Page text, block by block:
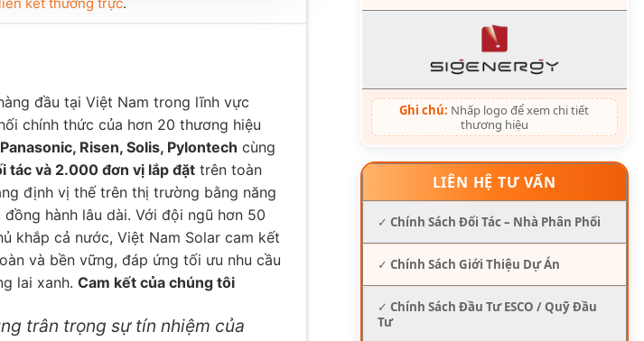
đầu tại Việt Nam trong lĩnh vực
chính thức của hơn 20 thương hiệu
Risen, Solis, Pylontech cùng
tác và 2.000 đơn vị lắp đặt trên toàn
định vị thế trên thị trường bằng năng
hành lâu dài. Với đội ngũ hơn 50
khắp cả nước, Việt Nam Solar cam kết
và bền vững, đáp ứng tối ưu nhu cầu
lai xanh. Cam kết của chúng tôi
trân trọng sự tín nhiệm của
Ghi chú: Nhấp logo để xem chi tiết
thương hiệu
LIÊN HỆ TƯ VẤN
✓ Chính Sách Đối Tác – Nhà Phân Phối
✓ Chính Sách Giới Thiệu Dự Án
✓ Chính Sách Đầu Tư ESCO / Quỹ Đầu
Tư